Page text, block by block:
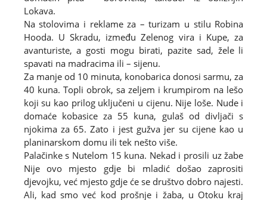
Lokava.
Na stolovima i reklame za – turizam u stilu Robina
Hooda. U Skradu, između Zelenog vira i Kupe, za
avanturiste, a gosti mogu birati, pazite sad, žele li
spavati na madracima ili – sijenu.
Za manje od 10 minuta, konobarica donosi sarmu, za
40 kuna. Topli obrok, sa zeljem i krumpirom na lešo
koji su kao prilog uključeni u cijenu. Nije loše. Nude i
domaće kobasice za 55 kuna, gulaš od divljači s
njokima za 65. Zato i jest gužva jer su cijene kao u
planinarskom domu ili tek nešto više.
Palačinke s Nutelom 15 kuna. Nekad i prosili uz žabe
Nije ovo mjesto gdje bi mladić došao zaprositi
djevojku, već mjesto gdje će se društvo dobro najesti.
Ali, kad smo već kod prošnje i žaba, u Otoku kraj